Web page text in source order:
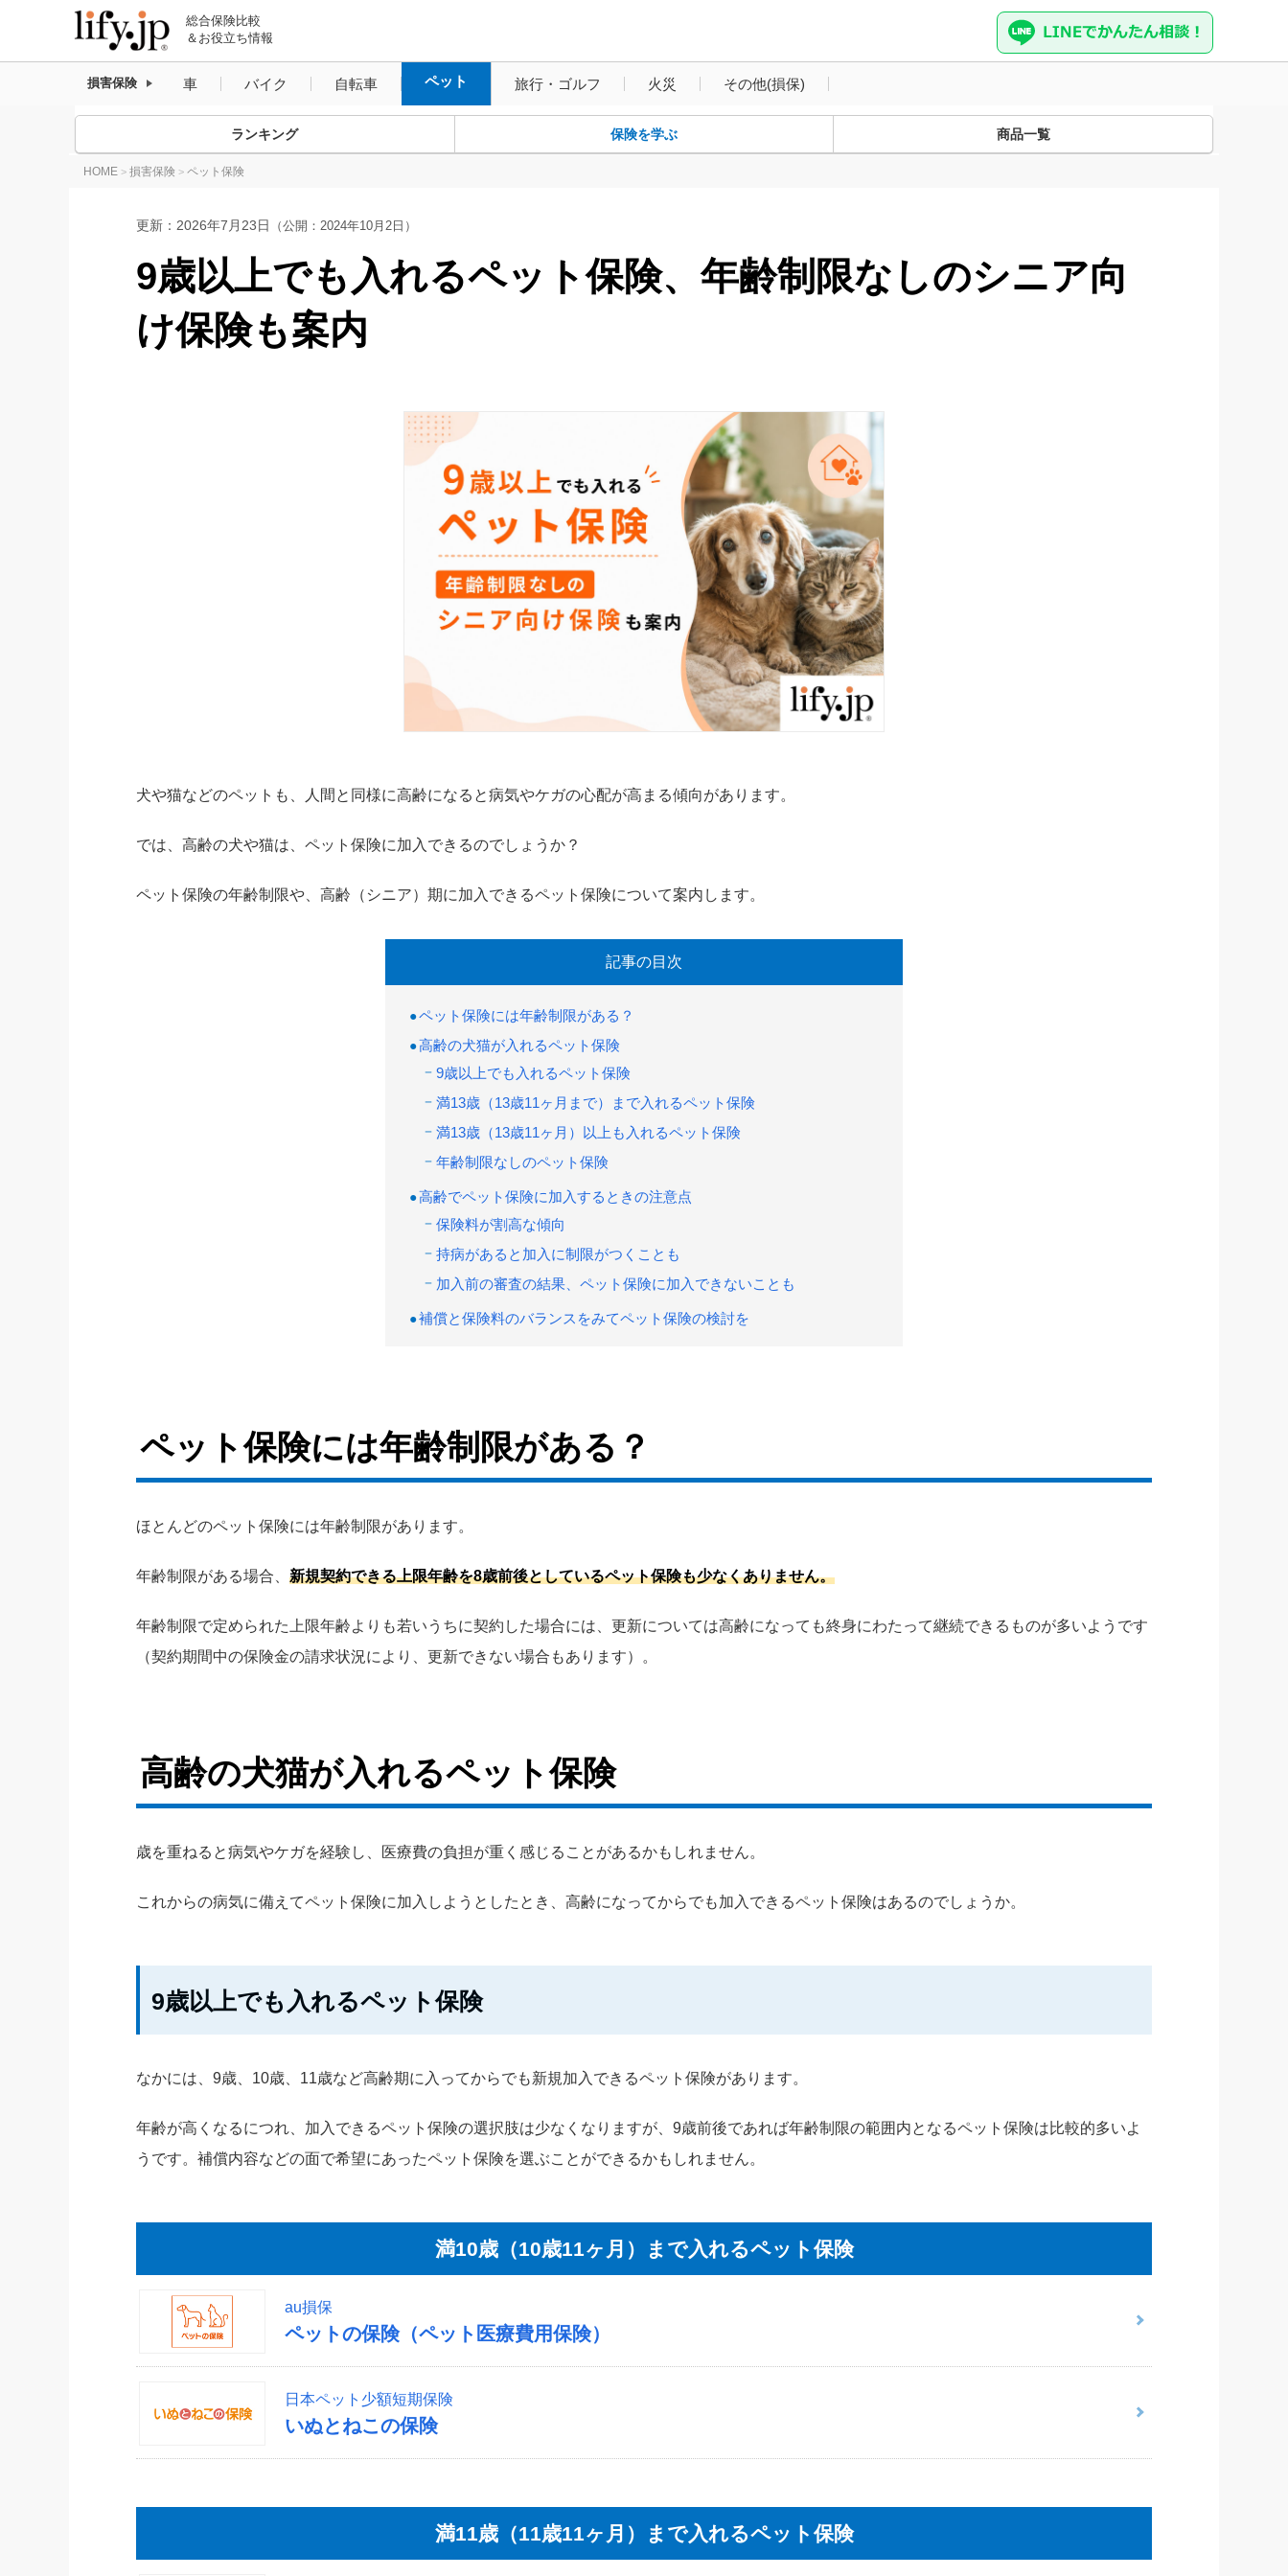
総合保険比較
＆お役立ち情報
損害保険 車 バイク 自転車 ペット 旅行・ゴルフ 火災 その他(損保)
ペット保険
ランキング 保険を学ぶ 商品一覧
HOME > 損害保険 > ペット保険
更新： 2026年7月23日 （公開：2024年10月2日）
9歳以上でも入れるペット保険、年齢制限なしのシニア向
け保険も案内
犬や猫などのペットも、人間と同様に高齢になると病気やケガの心配が高まる傾向があります。
では、高齢の犬や猫は、ペット保険に加入できるのでしょうか？
ペット保険の年齢制限や、高齢（シニア）期に加入できるペット保険について案内します。
記事の目次
ペット保険には年齢制限がある？
高齢の犬猫が入れるペット保険
9歳以上でも入れるペット保険
満13歳（13歳11ヶ月まで）まで入れるペット保険
満13歳（13歳11ヶ月）以上も入れるペット保険
年齢制限なしのペット保険
高齢でペット保険に加入するときの注意点
保険料が割高な傾向
持病があると加入に制限がつくことも
加入前の審査の結果、ペット保険に加入できないことも
補償と保険料のバランスをみてペット保険の検討を
ペット保険には年齢制限がある？
ほとんどのペット保険には年齢制限があります。
年齢制限がある場合、 新規契約できる上限年齢を8歳前後としているペット保険も少なくありません。
年齢制限で定められた上限年齢よりも若いうちに契約した場合には、更新については高齢になっても終身にわたって継続できるものが多いようです
（契約期間中の保険金の請求状況により、更新できない場合もあります）。
高齢の犬猫が入れるペット保険
歳を重ねると病気やケガを経験し、医療費の負担が重く感じることがあるかもしれません。
これからの病気に備えてペット保険に加入しようとしたとき、高齢になってからでも加入できるペット保険はあるのでしょうか。
9歳以上でも入れるペット保険
なかには、9歳、10歳、11歳など高齢期に入ってからでも新規加入できるペット保険があります。
年齢が高くなるにつれ、加入できるペット保険の選択肢は少なくなりますが、9歳前後であれば年齢制限の範囲内となるペット保険は比較的多いよ
うです。補償内容などの面で希望にあったペット保険を選ぶことができるかもしれません。
満10歳（10歳11ヶ月）まで入れるペット保険
au損保
ペットの保険（ペット医療費用保険）
日本ペット少額短期保険
いぬとねこの保険
満11歳（11歳11ヶ月）まで入れるペット保険